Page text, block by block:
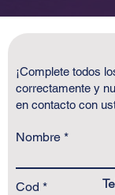
¡Complete todos
correctamente y
en contacto con
Nombre
Cod